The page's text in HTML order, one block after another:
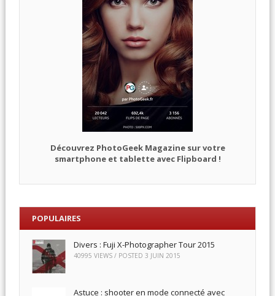
Découvrez PhotoGeek Magazine sur votre
smartphone et tablette avec Flipboard !
POPULAIRES
Divers : Fuji X-Photographer Tour 2015
40995 VIEWS / POSTED 3 JUIN 2015
Astuce : shooter en mode connecté avec